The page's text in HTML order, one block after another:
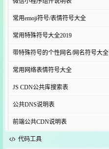
常用emoji符号/表情符号大全
常用特殊符号大全2019
带特殊符号的个性网名/网名符号大全
常用网络表情符号大全
JS CDN公共库搜索表
公共DNS说明表
前端公共CDN说明表
代码工具